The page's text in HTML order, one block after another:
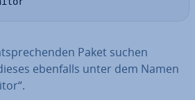
Paket suchen
ebenfalls unter dem Namen